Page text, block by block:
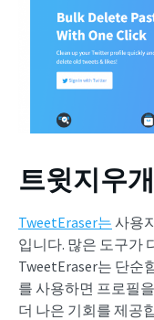
트윗지우
TweetEraser는 사용
입니다. 많은 도구가
TweetEraser는 단순
를 사용하면 프로필
더 나은 기회를 제공